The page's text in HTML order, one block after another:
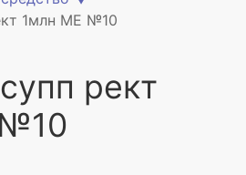
1млн МЕ №10
рект